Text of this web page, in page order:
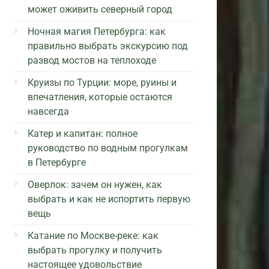
может оживить северный город
Ночная магия Петербурга: как
правильно выбрать экскурсию под
развод мостов на теплоходе
Круизы по Турции: море, руины и
впечатления, которые остаются
навсегда
Катер и капитан: полное
руководство по водным прогулкам
в Петербурге
Оверлок: зачем он нужен, как
выбрать и как не испортить первую
вещь
Катание по Москве-реке: как
выбрать прогулку и получить
настоящее удовольствие